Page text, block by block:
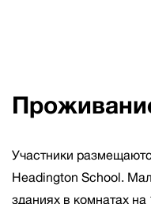
Участники
Headington School.
зданиях в комнатах